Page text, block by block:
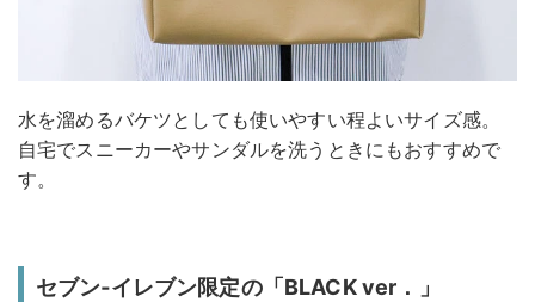
水を溜めるバケツとしても使いやすい程よいサイズ感。
自宅でスニーカーやサンダルを洗うときにもおすすめで
す。
セブン‐イレブン限定の「BLACK ver．」